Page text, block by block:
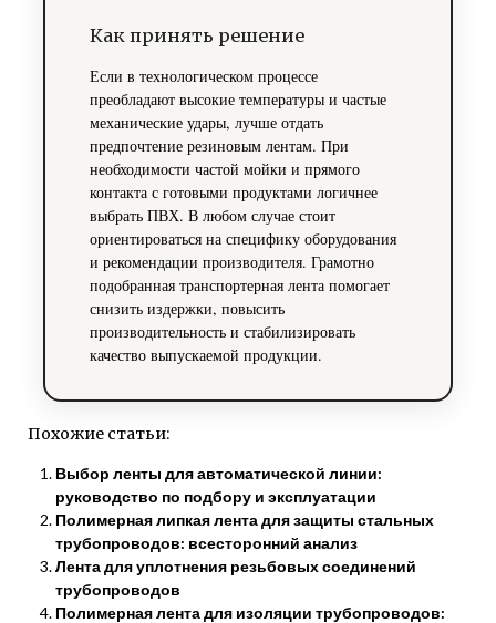
Как принять решение
Если в технологическом процессе
преобладают высокие температуры и частые
механические удары, лучше отдать
предпочтение резиновым лентам. При
необходимости частой мойки и прямого
контакта с готовыми продуктами логичнее
выбрать ПВХ. В любом случае стоит
ориентироваться на специфику оборудования
и рекомендации производителя. Грамотно
подобранная транспортерная лента помогает
снизить издержки, повысить
производительность и стабилизировать
качество выпускаемой продукции.
Похожие статьи:
Выбор ленты для автоматической линии:
руководство по подбору и эксплуатации
Полимерная липкая лента для защиты стальных
трубопроводов: всесторонний анализ
Лента для уплотнения резьбовых соединений
трубопроводов
Полимерная лента для изоляции трубопроводов: